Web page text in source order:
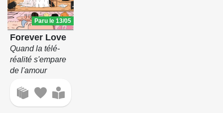
Paru le 13/05
Forever Love
Quand la télé-
réalité s'empare
de l'amour